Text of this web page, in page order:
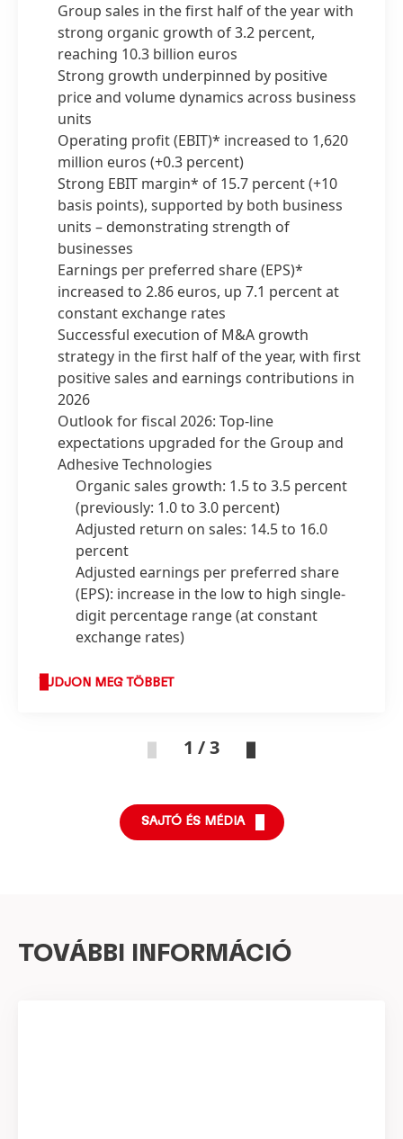
Group sales in the first half of the year with
strong organic growth of 3.2 percent,
reaching 10.3 billion euros
Strong growth underpinned by positive
price and volume dynamics across business
units
Operating profit(EBIT)* increased to 1,620
million euros (+0.3 percent)
Strong EBIT margin* of 15.7 percent(+10
basis points), supported by both business
units – demonstrating strength of
businesses
Earnings per preferred share(EPS)*
increased to 2.86 euros, up 7.1 percent at
constant exchange rates
Successful execution of M&A growth
strategy in the first half of the year, with first
positive sales and earnings contributions in
2026
Outlook for fiscal 2026: Top-line
expectations upgraded for the Group and
Adhesive Technologies
Organic sales growth: 1.5 to 3.5 percent
(previously: 1.0 to 3.0 percent)
Adjusted return on sales: 14.5 to 16.0
percent
Adjusted earnings per preferred share
(EPS): increase in the low to high single-
digit percentage range(at constant
exchange rates)
TUDJON MEG TÖBBET
1 / 3
SAJTÓ ÉS MÉDIA
TOVÁBBI INFORMÁCIÓ